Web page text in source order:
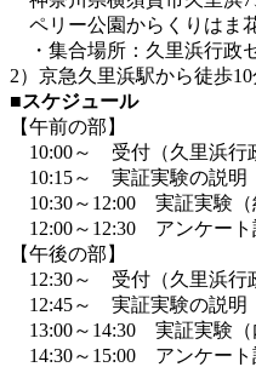
ペリー公園からくりはま
・集合場所：久里浜行政
2）京急久里浜駅から徒歩
■スケジュール
【午前の部】
10:00～ 受付（久里浜行
10:15～ 実証実験の説明
10:30～12:00 実証実験（
12:00～12:30 アンケート
【午後の部】
12:30～ 受付（久里浜行
12:45～ 実証実験の説明
13:00～14:30 実証実験（
14:30～15:00 アンケート